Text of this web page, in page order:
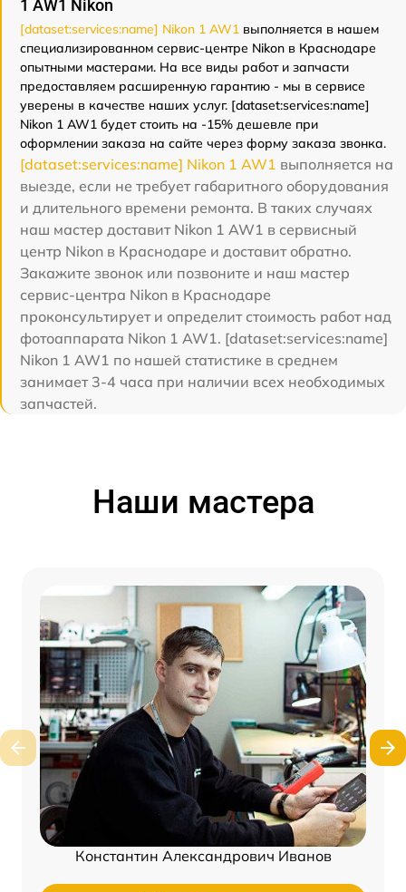
1 AW1 Nikon
[dataset:services:name] Nikon 1 AW1 выполняется в нашем
специализированном сервис-центре Nikon в Краснодаре
опытными мастерами. На все виды работ и запчасти
предоставляем расширенную гарантию - мы в сервисе
уверены в качестве наших услуг. [dataset:services:name]
Nikon 1 AW1 будет стоить на -15% дешевле при
оформлении заказа на сайте через форму заказа звонка.
[dataset:services:name] Nikon 1 AW1 выполняется на
выезде, если не требует габаритного оборудования
и длительного времени ремонта. В таких случаях
наш мастер доставит Nikon 1 AW1 в сервисный
центр Nikon в Краснодаре и доставит обратно.
Закажите звонок или позвоните и наш мастер
сервис-центра Nikon в Краснодаре
проконсультирует и определит стоимость работ над
фотоаппарата Nikon 1 AW1. [dataset:services:name]
Nikon 1 AW1 по нашей статистике в среднем
занимает 3-4 часа при наличии всех необходимых
запчастей.
Наши мастера
Константин Александрович Иванов